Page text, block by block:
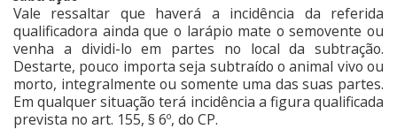
Vale ressaltar que haverá a incidência da referida
qualificadora ainda que o larápio mate o semovente ou
venha a dividi-lo em partes no local da subtração.
Destarte, pouco importa seja subtraído o animal vivo ou
morto, integralmente ou somente uma das suas partes.
Em qualquer situação terá incidência a figura qualificada
prevista no art. 155, § 6º, do CP.